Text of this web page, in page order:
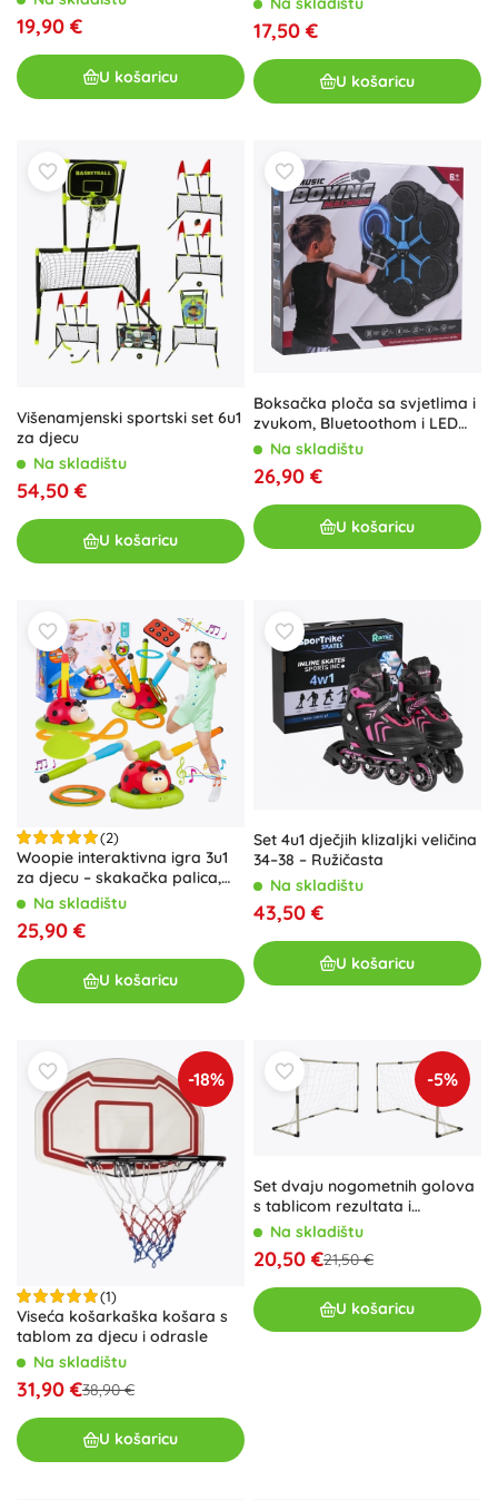
19,90 €
U košaricu
17,50 €
U košaricu
Višenamjenski sportski set 6u1
za djecu
Na skladištu
54,50 €
U košaricu
Boksačka ploča sa svjetlima i
zvukom, Bluetoothom i LED
zaslonom
Na skladištu
26,90 €
U košaricu
(2)
Woopie interaktivna igra 3u1
za djecu – skakačka palica,
raketna lansirna pumpa i
Na skladištu
25,90 €
U košaricu
Set 4u1 dječjih klizaljki veličina
34–38 – Ružičasta
Na skladištu
43,50 €
U košaricu
-18%
(1)
Viseća košarkaška košara s
tablom za djecu i odrasle
Na skladištu
31,90 €38,90 €
U košaricu
-5%
Set dvaju nogometnih golova
s tablicom rezultata i
priborom
Na skladištu
20,50 €21,50 €
U košaricu